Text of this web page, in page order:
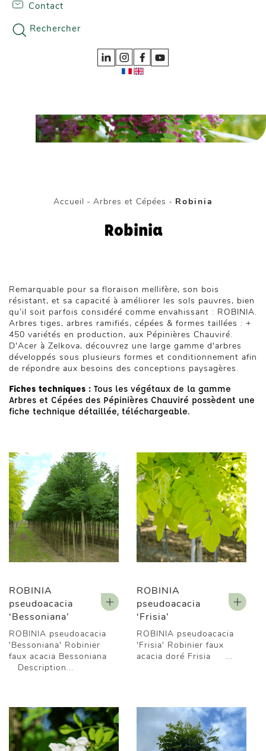
Skip to content
Contact
Rechercher
Accueil - Arbres et Cépées - Robinia
Robinia
Remarquable pour sa floraison mellifère, son bois
résistant, et sa capacité à améliorer les sols pauvres, bien
qu’il soit parfois considéré comme envahissant : ROBINIA.
Arbres tiges, arbres ramifiés, cépées & formes taillées : +
450 variétés en production, aux Pépinières Chauviré.
D'Acer à Zelkova, découvrez une large gamme d'arbres
développés sous plusieurs formes et conditionnement afin
de répondre aux besoins des conceptions paysagères.
Fiches techniques : Tous les végétaux de la gamme
Arbres et Cépées des Pépinières Chauviré possèdent une
fiche technique détaillée, téléchargeable.
ROBINIA
pseudoacacia
‘Bessoniana’
ROBINIA pseudoacacia
'Bessoniana' Robinier
faux acacia Bessoniana
Description...
ROBINIA
pseudoacacia
‘Frisia’
ROBINIA pseudoacacia
'Frisia' Robinier faux
acacia doré Frisia ...